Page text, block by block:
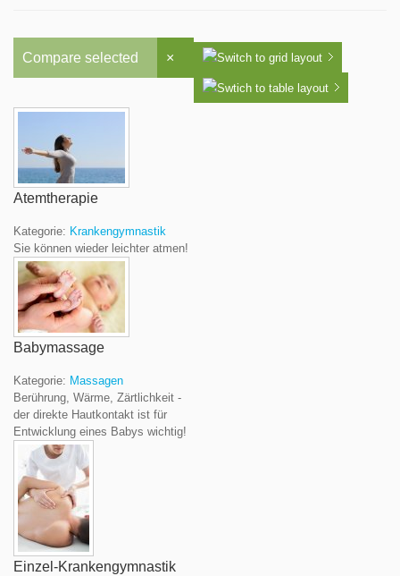
Compare selected ×
Atemtherapie
Kategorie: Krankengymnastik
Sie können wieder leichter atmen!
Babymassage
Kategorie: Massagen
Berührung, Wärme, Zärtlichkeit -
der direkte Hautkontakt ist für
Entwicklung eines Babys wichtig!
Einzel-Krankengymnastik